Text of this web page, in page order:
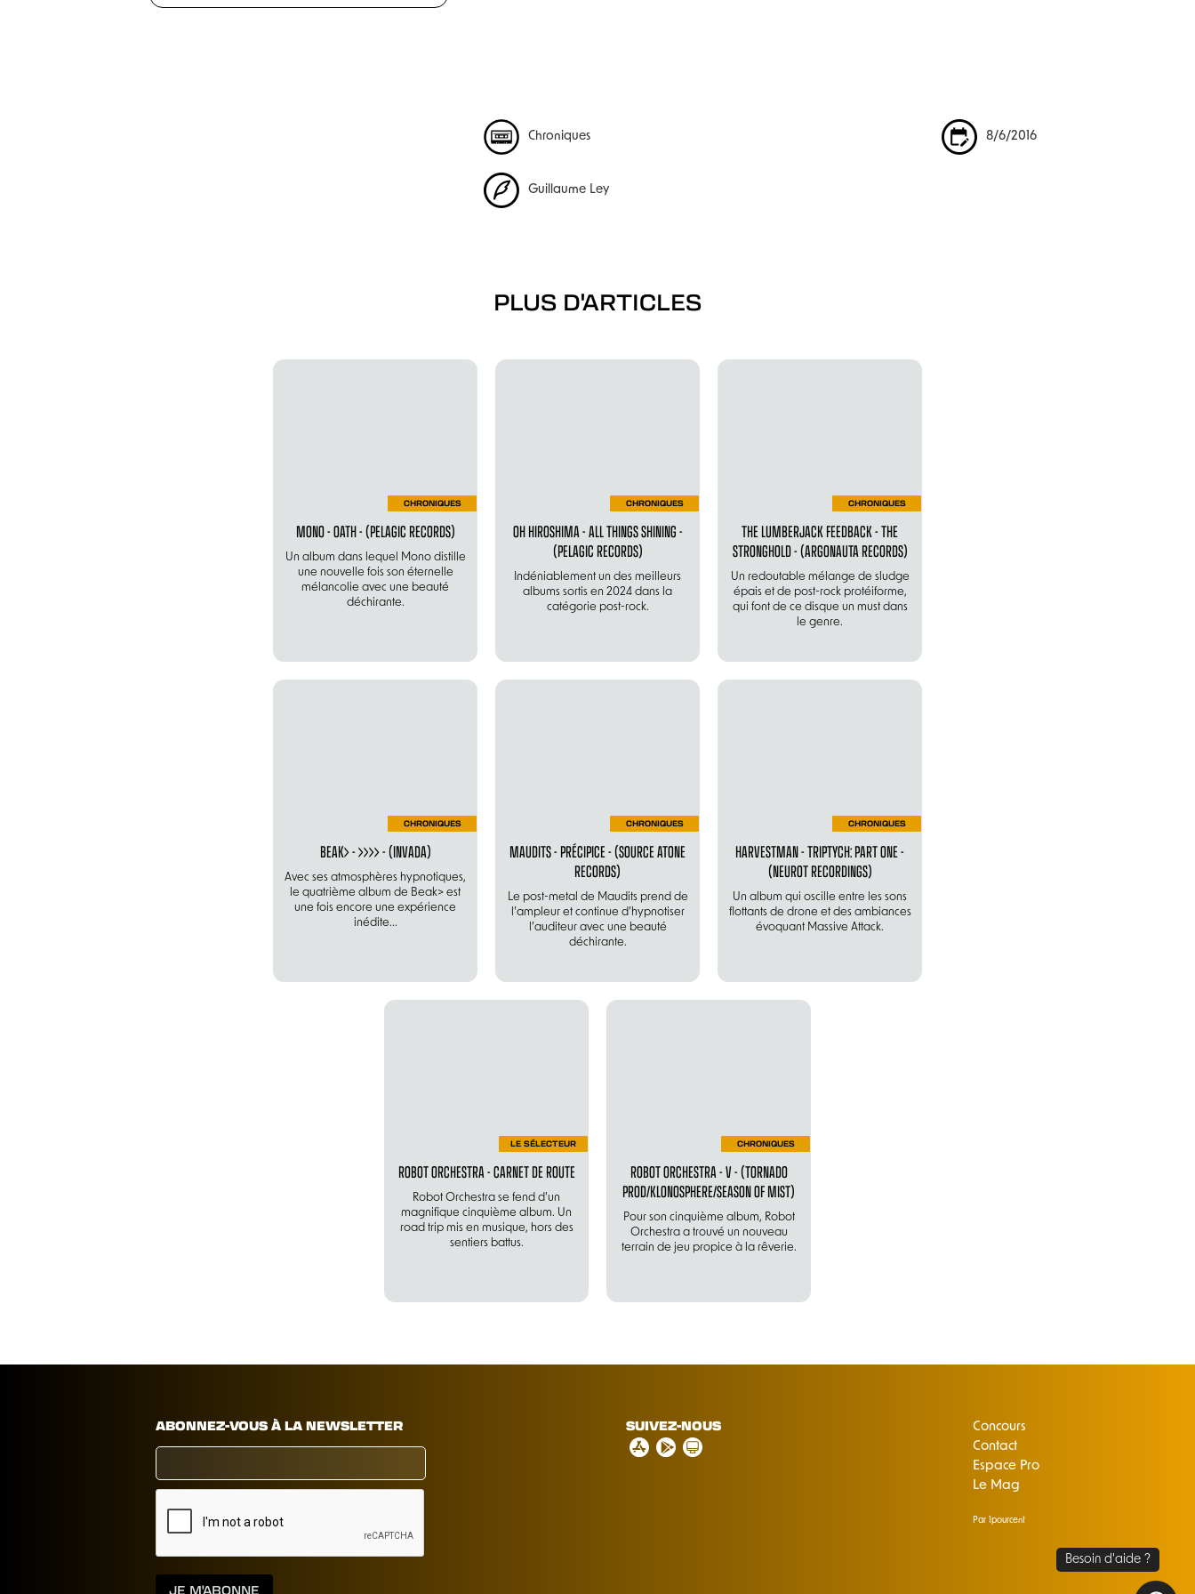
Chroniques
Guillaume Ley
8/6/2016
PLUS D'ARTICLES
CHRONIQUES
MONO - OATH - (PELAGIC RECORDS)
Un album dans lequel Mono distille
une nouvelle fois son éternelle
mélancolie avec une beauté
déchirante.
CHRONIQUES
OH HIROSHIMA - ALL THINGS SHINING -
(PELAGIC RECORDS)
Indéniablement un des meilleurs
albums sortis en 2024 dans la
catégorie post-rock.
CHRONIQUES
THE LUMBERJACK FEEDBACK - THE
STRONGHOLD - (ARGONAUTA RECORDS)
Un redoutable mélange de sludge
épais et de post-rock protéiforme,
qui font de ce disque un must dans
le genre.
CHRONIQUES
BEAK> - >>>> - (INVADA)
Avec ses atmosphères hypnotiques,
le quatrième album de Beak> est
une fois encore une expérience
inédite...
CHRONIQUES
MAUDITS - PRÉCIPICE - (SOURCE ATONE
RECORDS)
Le post-metal de Maudits prend de
l’ampleur et continue d’hypnotiser
l’auditeur avec une beauté
déchirante.
CHRONIQUES
HARVESTMAN - TRIPTYCH: PART ONE -
(NEUROT RECORDINGS)
Un album qui oscille entre les sons
flottants de drone et des ambiances
évoquant Massive Attack.
LE SÉLECTEUR
ROBOT ORCHESTRA - CARNET DE ROUTE
Robot Orchestra se fend d’un
magnifique cinquième album. Un
road trip mis en musique, hors des
sentiers battus.
CHRONIQUES
ROBOT ORCHESTRA - V - (TORNADO
PROD/KLONOSPHERE/SEASON OF MIST)
Pour son cinquième album, Robot
Orchestra a trouvé un nouveau
terrain de jeu propice à la rêverie.
ABONNEZ-VOUS À LA NEWSLETTER SUIVEZ-NOUS
Concours
Contact
Espace Pro
Le Mag
Par 1pourcent